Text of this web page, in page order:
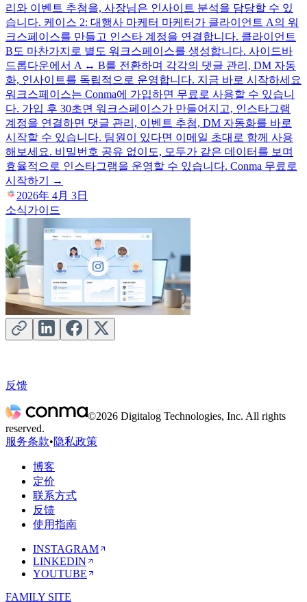
리와 이벤트 추첨을, 사장님은 인사이트 분석을 담당할 수 있
습니다. 케이스 2: 대행사 마케터 마케터가 클라이언트 A의 워
크스페이스를 만들고 인스타 계정을 연결합니다. 클라이언트
B도 마찬가지로 별도 워크스페이스를 생성합니다. 사이드바
드롭다운에서 A ↔ B를 전환하며 각각의 댓글 관리, DM 자동
화, 인사이트를 독립적으로 운영합니다. 지금 바로 시작하세요
워크스페이스는 Conma에 가입하면 무료로 사용할 수 있습니
다. 가입 후 30초면 워크스페이스가 만들어지고, 인스타그램
계정을 연결하면 댓글 관리, 이벤트 추첨, DM 자동화를 바로
시작할 수 있습니다. 팀원이 있다면 이메일 초대로 함께 사용
해보세요. 비밀번호 공유 없이도, 모두가 같은 데이터를 보며
효율적으로 인스타그램을 운영할 수 있습니다. Conma 무료로
시작하기 →
2026年 4月 3日
소식가이드
反馈
©2026 Digitalog Technologies, Inc. All rights
reserved.
服务条款•隐私政策
博客
定价
联系方式
反馈
使用指南
INSTAGRAM
LINKEDIN
YOUTUBE
FAMILY SITE